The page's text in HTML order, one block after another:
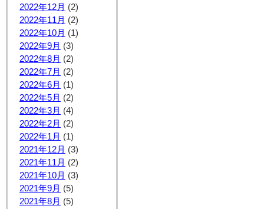
2022年12月 (2)
2022年11月 (2)
2022年10月 (1)
2022年9月 (3)
2022年8月 (2)
2022年7月 (2)
2022年6月 (1)
2022年5月 (2)
2022年3月 (4)
2022年2月 (2)
2022年1月 (1)
2021年12月 (3)
2021年11月 (2)
2021年10月 (3)
2021年9月 (5)
2021年8月 (5)